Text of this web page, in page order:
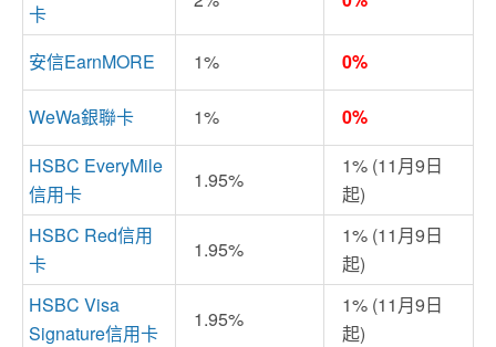
卡
安信EarnMORE 1% 0%
WeWa銀聯卡 1%
0%
HSBC EveryMile
信用卡
1.95%
1% (11月9日
起)
HSBC Red信用
卡
1.95%
1% (11月9日
起)
HSBC Visa
Signature信用卡
1.95%
1% (11月9日
起)